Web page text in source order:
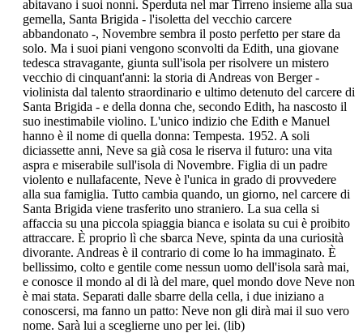
abitavano i suoi nonni. Sperduta nel mar Tirreno insieme alla sua
gemella, Santa Brigida - l'isoletta del vecchio carcere
abbandonato -, Novembre sembra il posto perfetto per stare da
solo. Ma i suoi piani vengono sconvolti da Edith, una giovane
tedesca stravagante, giunta sull'isola per risolvere un mistero
vecchio di cinquant'anni: la storia di Andreas von Berger -
violinista dal talento straordinario e ultimo detenuto del carcere di
Santa Brigida - e della donna che, secondo Edith, ha nascosto il
suo inestimabile violino. L'unico indizio che Edith e Manuel
hanno è il nome di quella donna: Tempesta. 1952. A soli
diciassette anni, Neve sa già cosa le riserva il futuro: una vita
aspra e miserabile sull'isola di Novembre. Figlia di un padre
violento e nullafacente, Neve è l'unica in grado di provvedere
alla sua famiglia. Tutto cambia quando, un giorno, nel carcere di
Santa Brigida viene trasferito uno straniero. La sua cella si
affaccia su una piccola spiaggia bianca e isolata su cui è proibito
attraccare. È proprio lì che sbarca Neve, spinta da una curiosità
divorante. Andreas è il contrario di come lo ha immaginato. È
bellissimo, colto e gentile come nessun uomo dell'isola sarà mai,
e conosce il mondo al di là del mare, quel mondo dove Neve non
è mai stata. Separati dalle sbarre della cella, i due iniziano a
conoscersi, ma fanno un patto: Neve non gli dirà mai il suo vero
nome. Sarà lui a sceglierne uno per lei. (lib)